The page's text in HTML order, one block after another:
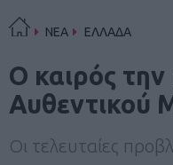
ΝΕΑ ΕΛΛΑΔΑ
Ο καιρός
Αυθεντικού
Οι τελευταίες